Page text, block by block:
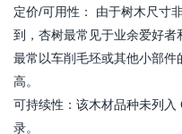
定价/可用性： 由于树木尺寸
到，杏树最常见于业余爱好者
最常以车削毛坯或其他小部
高。
可持续性：该木材品种未列入
录。